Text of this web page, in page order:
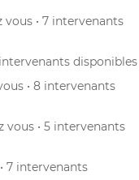
vous • 7 intervenants
disponibles
• 8 intervenants
vous • 5 intervenants
7 intervenants